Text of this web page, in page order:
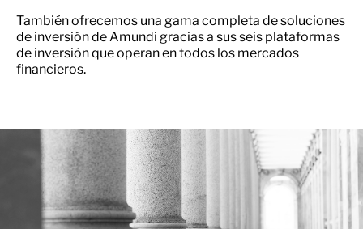
También ofrecemos una gama completa de soluciones
de inversión de Amundi gracias a sus seis plataformas
de inversión que operan en todos los mercados
financieros.